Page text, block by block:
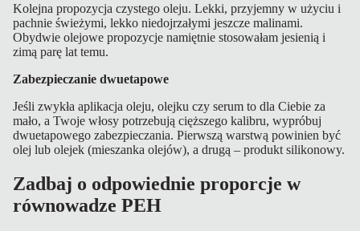
Kolejna propozycja czystego oleju. Lekki, przyjemny w użyciu i
pachnie świeżymi, lekko niedojrzałymi jeszcze malinami.
Obydwie olejowe propozycje namiętnie stosowałam jesienią i
zimą parę lat temu.
Zabezpieczanie dwuetapowe
Jeśli zwykła aplikacja oleju, olejku czy serum to dla Ciebie za
mało, a Twoje włosy potrzebują cięższego kalibru, wypróbuj
dwuetapowego zabezpieczania. Pierwszą warstwą powinien być
olej lub olejek (mieszanka olejów), a drugą – produkt silikonowy.
Zadbaj o odpowiednie proporcje w
równowadze PEH